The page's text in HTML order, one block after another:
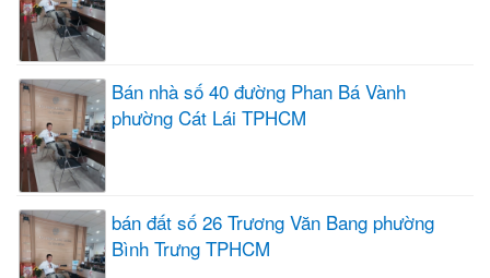
Bán nhà số 40 đường Phan Bá Vành
phường Cát Lái TPHCM
bán đất số 26 Trương Văn Bang phường
Bình Trưng TPHCM